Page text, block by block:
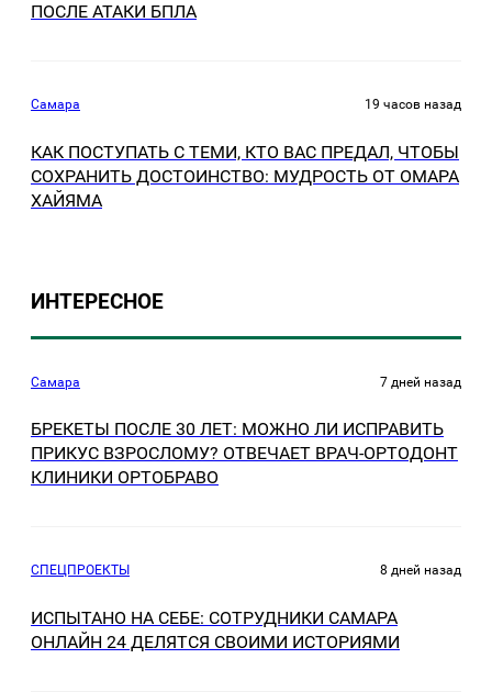
ПОСЛЕ АТАКИ БПЛА
Самара 19 часов назад
КАК ПОСТУПАТЬ С ТЕМИ, КТО ВАС ПРЕДАЛ, ЧТОБЫ
СОХРАНИТЬ ДОСТОИНСТВО: МУДРОСТЬ ОТ ОМАРА
ХАЙЯМА
ИНТЕРЕСНОЕ
Самара 7 дней назад
БРЕКЕТЫ ПОСЛЕ 30 ЛЕТ: МОЖНО ЛИ ИСПРАВИТЬ
ПРИКУС ВЗРОСЛОМУ? ОТВЕЧАЕТ ВРАЧ-ОРТОДОНТ
КЛИНИКИ ОРТОБРАВО
СПЕЦПРОЕКТЫ 8 дней назад
ИСПЫТАНО НА СЕБЕ: СОТРУДНИКИ САМАРА
ОНЛАЙН 24 ДЕЛЯТСЯ СВОИМИ ИСТОРИЯМИ